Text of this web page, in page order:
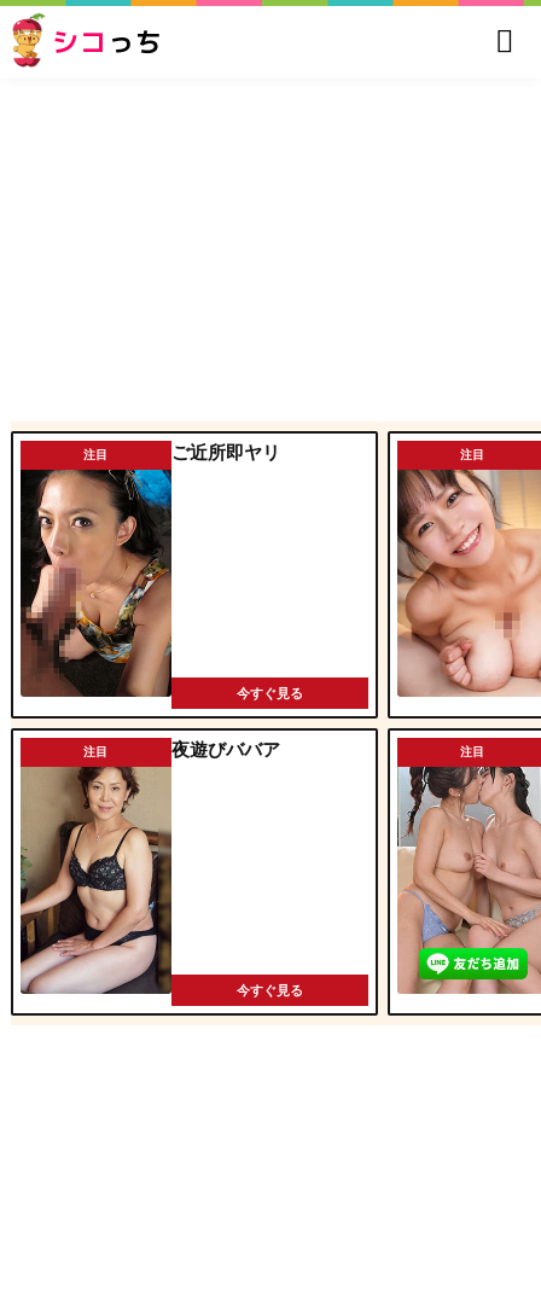
シコ っち
注目 ご近所即ヤリ
今すぐ見る
注目 夜遊びババア
今すぐ見る
注目
注目